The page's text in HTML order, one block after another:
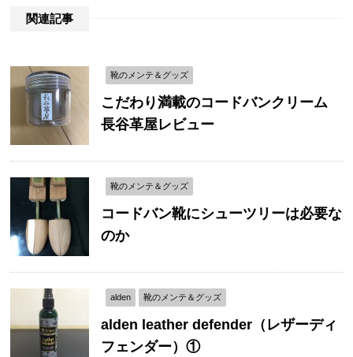
関連記事
靴のメンテ＆グッズ
こだわり満載のコードバンクリーム
長谷革屋レビュー
靴のメンテ＆グッズ
コードバン靴にシューツリーは必要な
のか
alden 靴のメンテ＆グッズ
alden leather defender（レザーディ
フェンダー）①